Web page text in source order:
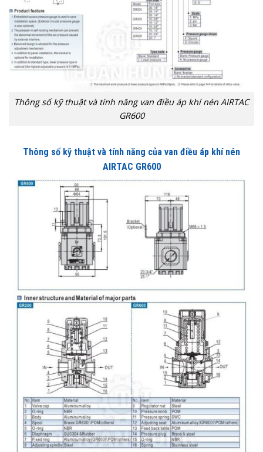
Thông số kỹ thuật và tính năng van điều áp khí nén AIRTAC
GR600
Thông số kỹ thuật và tính năng của van điều áp khí nén
AIRTAC GR600